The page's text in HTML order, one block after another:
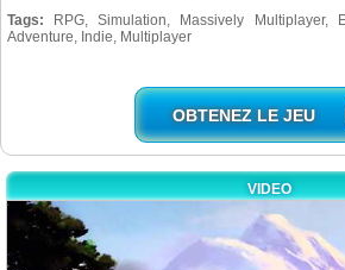
Tags: RPG, Simulation, Massively Multiplayer,
Adventure, Indie, Multiplayer
OBTENEZ LE JEU
VIDEO